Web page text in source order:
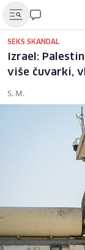
SEKS SKANDAL
Izrael:
više čuvarki,
S. M.